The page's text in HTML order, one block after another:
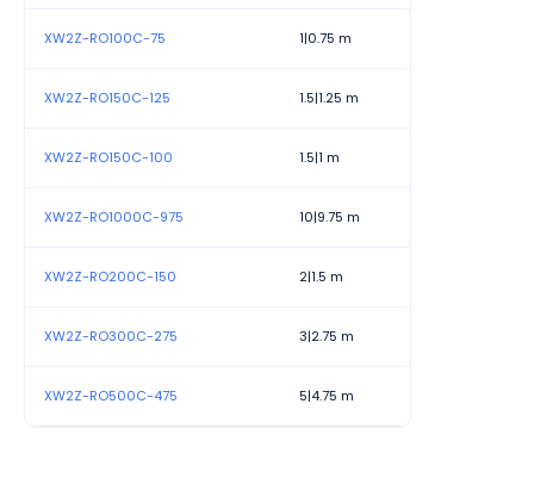
XW2Z-RO100C-75 1|0.75 m
XW2Z-RO150C-125 1.5|1.25 m
XW2Z-RO150C-100 1.5|1 m
XW2Z-RO1000C-975 10|9.75 m
XW2Z-RO200C-150 2|1.5 m
XW2Z-RO300C-275 3|2.75 m
XW2Z-RO500C-475 5|4.75 m